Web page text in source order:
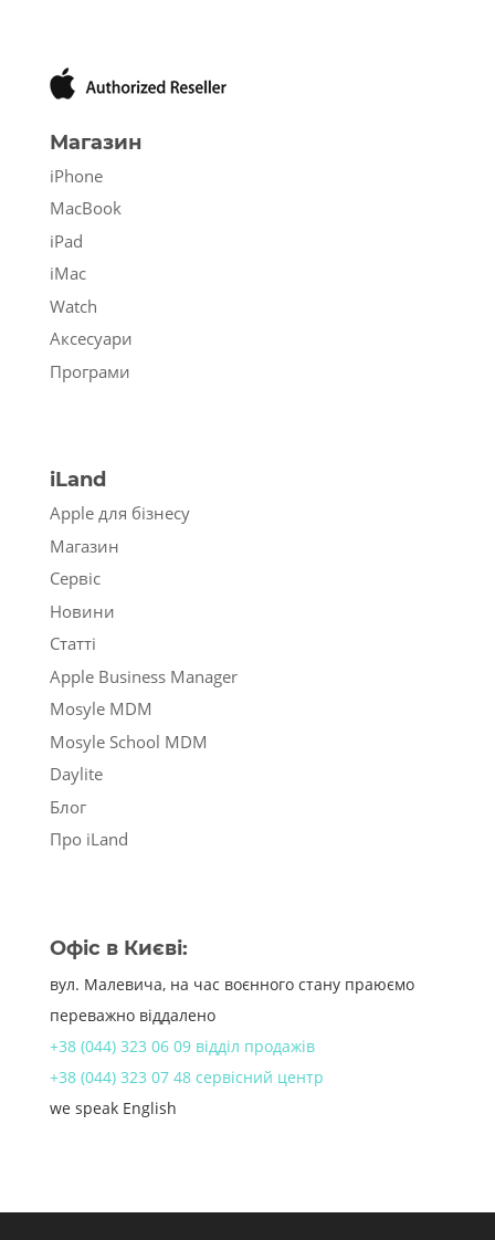
Магазин
iPhone
MacBook
iPad
iMac
Watch
Аксесуари
Програми
iLand
Apple для бізнесу
Магазин
Сервіс
Новини
Статті
Apple Business Manager
Mosyle MDM
Mosyle School MDM
Daylite
Блог
Про iLand
Офіс в Києві:
вул. Малевича, на час воєнного стану праюємо
переважно віддалено
+38 (044) 323 06 09 відділ продажів
+38 (044) 323 07 48 сервісний центр
we speak English